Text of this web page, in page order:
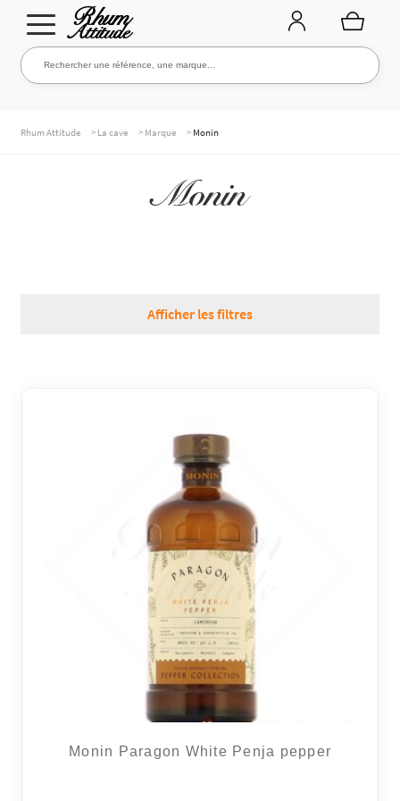
Aller
à
Aller
au
Rechercher une référence, une marque...
Rechercher
Rhum Attitude > La cave > Marque > Monin
Monin
Afficher les filtres
Monin Paragon White Penja pepper